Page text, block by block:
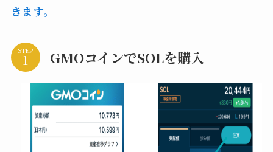
きます。
STEP GMOコインでSOLを購入